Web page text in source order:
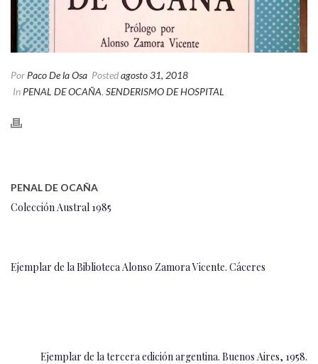
Por Paco De la Osa Postedagosto 31, 2018
In PENAL DE OCAÑA, SENDERISMO DE HOSPITAL
PENAL DE OCAÑA
Colección Austral 1985
Ejemplar de la Biblioteca Alonso Zamora Vicente. Cáceres
Ejemplar de la tercera edición argentina. Buenos Aires, 1958.